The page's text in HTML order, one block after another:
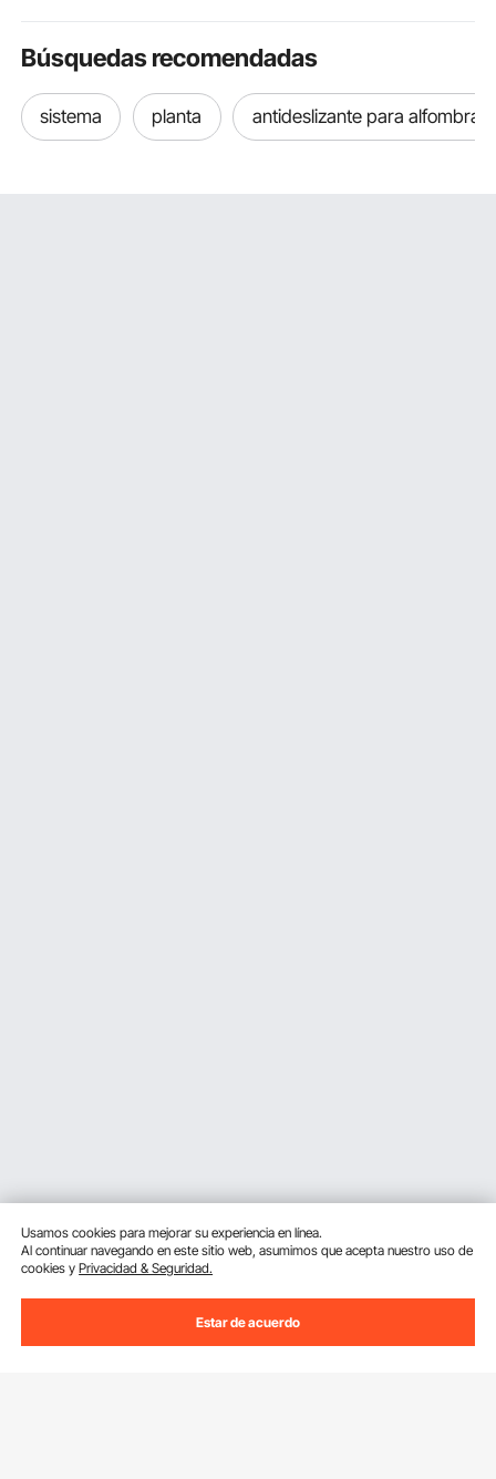
taller de reparación,
Búsquedas recomendadas
sistema planta antideslizante para alfombra
Usamos cookies para mejorar su experiencia en línea.
Al continuar navegando en este sitio web, asumimos que acepta nuestro uso de
cookies yPrivacidad & Seguridad.
Estar de acuerdo